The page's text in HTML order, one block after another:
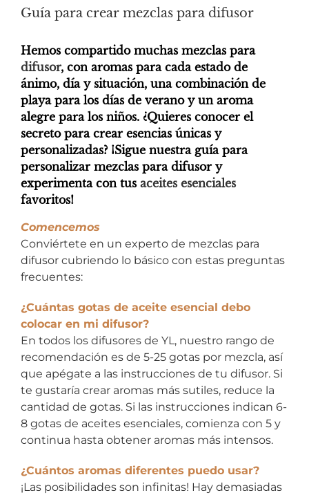
Guía para crear mezclas para difusor
Hemos compartido muchas mezclas para
difusor, con aromas para cada estado de
ánimo, día y situación, una combinación de
playa para los días de verano y un aroma
alegre para los niños. ¿Quieres conocer el
secreto para crear esencias únicas y
personalizadas? ¡Sigue nuestra guía para
personalizar mezclas para difusor y
experimenta con tus aceites esenciales
favoritos!
Comencemos
Conviértete en un experto de mezclas para
difusor cubriendo lo básico con estas preguntas
frecuentes:
¿Cuántas gotas de aceite esencial debo
colocar en mi difusor?
En todos los difusores de YL, nuestro rango de
recomendación es de 5-25 gotas por mezcla, así
que apégate a las instrucciones de tu difusor. Si
te gustaría crear aromas más sutiles, reduce la
cantidad de gotas. Si las instrucciones indican 6-
8 gotas de aceites esenciales, comienza con 5 y
continua hasta obtener aromas más intensos.
¿Cuántos aromas diferentes puedo usar?
¡Las posibilidades son infinitas! Hay demasiadas